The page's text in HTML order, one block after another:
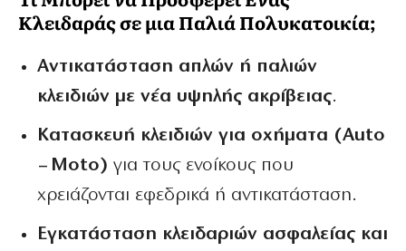
Κλειδαράς σε μια Παλιά Πολυκατοικία;
Αντικατάσταση απλών ή παλιών
κλειδιών με νέα υψηλής ακρίβειας.
Κατασκευή κλειδιών για οχήματα (Auto
– Moto) για τους ενοίκους που
χρειάζονται εφεδρικά ή αντικατάσταση.
Εγκατάσταση κλειδαριών ασφαλείας και